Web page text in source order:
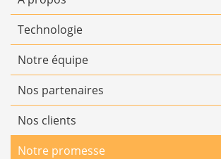
Technologie
Notre équipe
Nos partenaires
Nos clients
Notre promesse